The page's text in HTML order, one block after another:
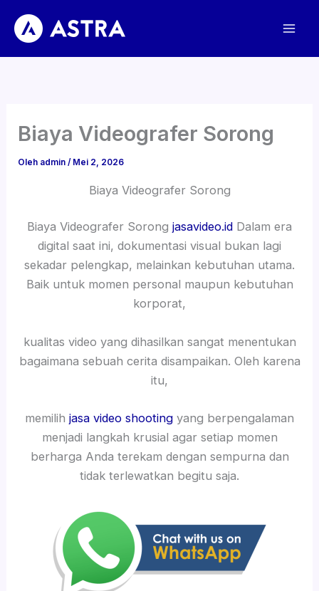
konten
Biaya Videografer Sorong
Oleh admin/ Mei 2, 2026
Biaya Videografer Sorong
Biaya Videografer Sorong jasavideo.id Dalam era
digital saat ini, dokumentasi visual bukan lagi
sekadar pelengkap, melainkan kebutuhan utama.
Baik untuk momen personal maupun kebutuhan
korporat,
kualitas video yang dihasilkan sangat menentukan
bagaimana sebuah cerita disampaikan. Oleh karena
itu,
memilih jasa video shooting yang berpengalaman
menjadi langkah krusial agar setiap momen
berharga Anda terekam dengan sempurna dan
tidak terlewatkan begitu saja.